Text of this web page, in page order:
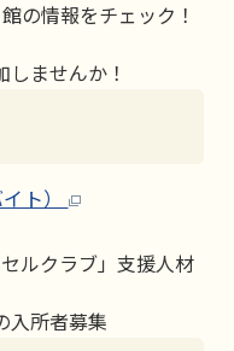
の情報をチェック！
ませんか！
ト）
ルクラブ」支援人材
入所者募集